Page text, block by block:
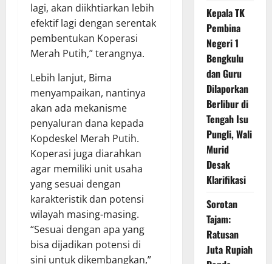
lagi, akan diikhtiarkan lebih
efektif lagi dengan serentak
pembentukan Koperasi
Merah Putih,” terangnya.
Lebih lanjut, Bima
menyampaikan, nantinya
akan ada mekanisme
penyaluran dana kepada
Kopdeskel Merah Putih.
Koperasi juga diarahkan
agar memiliki unit usaha
yang sesuai dengan
karakteristik dan potensi
wilayah masing-masing.
“Sesuai dengan apa yang
bisa dijadikan potensi di
sini untuk dikembangkan,”
Kepala TK
Pembina
Negeri 1
Bengkulu
dan Guru
Dilaporkan
Berlibur di
Tengah Isu
Pungli, Wali
Murid
Desak
Klarifikasi
Sorotan
Tajam:
Ratusan
Juta Rupiah